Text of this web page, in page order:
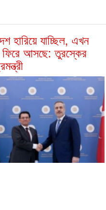
হারিয়ে যাচ্ছিল, এখন
আসছে: তুরস্কের